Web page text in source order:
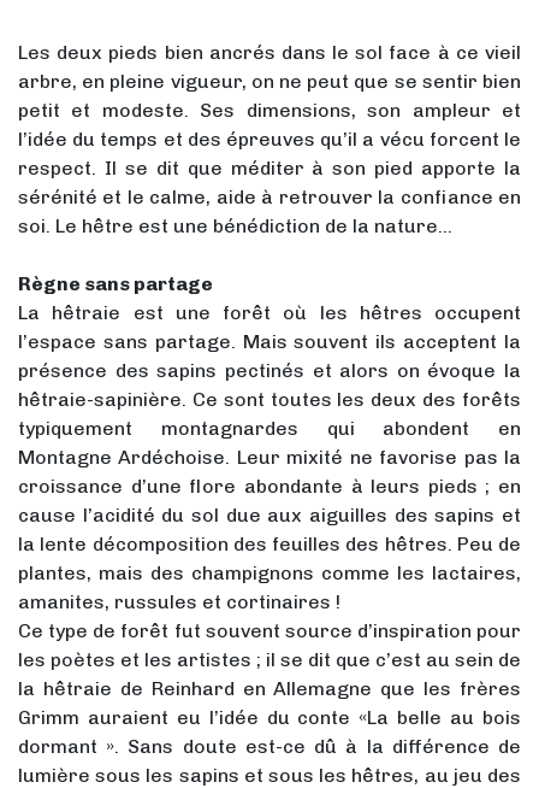
Les deux pieds bien ancrés dans le sol face à ce vieil
arbre, en pleine vigueur, on ne peut que se sentir bien
petit et modeste. Ses dimensions, son ampleur et
l’idée du temps et des épreuves qu’il a vécu forcent le
respect. Il se dit que méditer à son pied apporte la
sérénité et le calme, aide à retrouver la confiance en
soi. Le hêtre est une bénédiction de la nature…
Règne sans partage
La hêtraie est une forêt où les hêtres occupent
l’espace sans partage. Mais souvent ils acceptent la
présence des sapins pectinés et alors on évoque la
hêtraie-sapinière. Ce sont toutes les deux des forêts
typiquement montagnardes qui abondent en
Montagne Ardéchoise. Leur mixité ne favorise pas la
croissance d’une flore abondante à leurs pieds ; en
cause l’acidité du sol due aux aiguilles des sapins et
la lente décomposition des feuilles des hêtres. Peu de
plantes, mais des champignons comme les lactaires,
amanites, russules et cortinaires !
Ce type de forêt fut souvent source d’inspiration pour
les poètes et les artistes ; il se dit que c’est au sein de
la hêtraie de Reinhard en Allemagne que les frères
Grimm auraient eu l’idée du conte «La belle au bois
dormant ». Sans doute est-ce dû à la différence de
lumière sous les sapins et sous les hêtres, au jeu des